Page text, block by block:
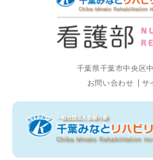
千葉県千葉市中央区
お問い合わせ
サ